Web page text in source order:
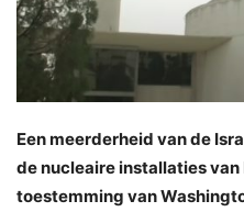
Een meerderheid van de
de nucleaire installaties
toestemming van